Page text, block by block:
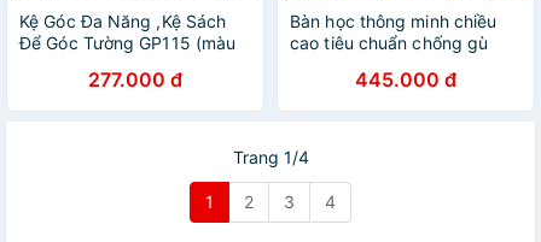
Kệ Góc Đa Năng ,Kệ Sách
Để Góc Tường GP115 (màu
277.000 đ
Bàn học thông minh chiều
cao tiêu chuẩn chống gù
445.000 đ
Trang 1/4
1 2 3 4